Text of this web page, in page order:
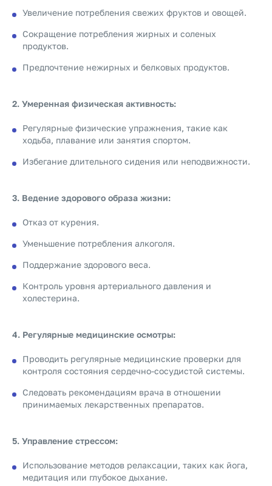
Увеличение потребления свежих фруктов и овощей.
Сокращение потребления жирных и соленых
продуктов.
Предпочтение нежирных и белковых продуктов.
2. Умеренная физическая активность:
Регулярные физические упражнения, такие как
ходьба, плавание или занятия спортом.
Избегание длительного сидения или неподвижности.
3. Ведение здорового образа жизни:
Отказ от курения.
Уменьшение потребления алкоголя.
Поддержание здорового веса.
Контроль уровня артериального давления и
холестерина.
4. Регулярные медицинские осмотры:
Проводить регулярные медицинские проверки для
контроля состояния сердечно-сосудистой системы.
Следовать рекомендациям врача в отношении
принимаемых лекарственных препаратов.
5. Управление стрессом:
Использование методов релаксации, таких как йога,
медитация или глубокое дыхание.